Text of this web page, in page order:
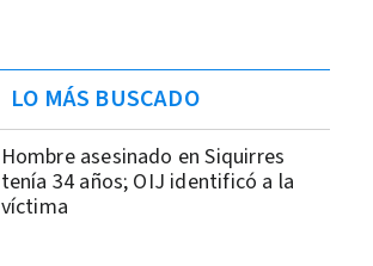
LO MÁS BUSCADO
Hombre asesinado en Siquirres
tenía 34 años; OIJ identificó a la
víctima